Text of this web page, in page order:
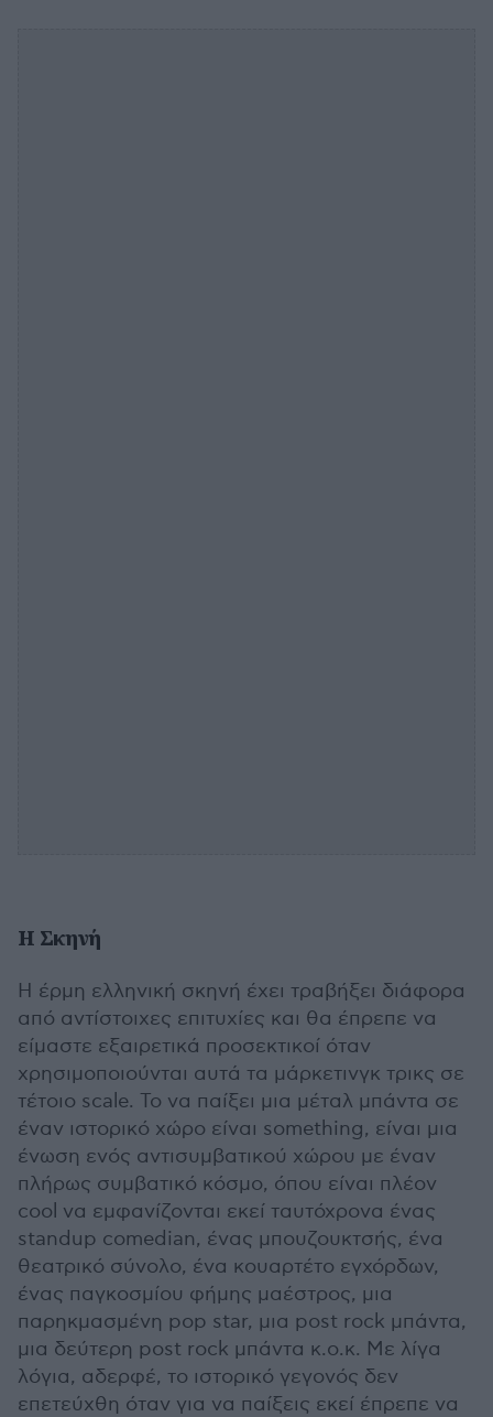
Η Σκηνή
Η έρμη ελληνική σκηνή έχει τραβήξει διάφορα
από αντίστοιχες επιτυχίες και θα έπρεπε να
είμαστε εξαιρετικά προσεκτικοί όταν
χρησιμοποιούνται αυτά τα μάρκετινγκ τρικς σε
τέτοιο scale. Το να παίξει μια μέταλ μπάντα σε
έναν ιστορικό χώρο είναι something, είναι μια
ένωση ενός αντισυμβατικού χώρου με έναν
πλήρως συμβατικό κόσμο, όπου είναι πλέον
cool να εμφανίζονται εκεί ταυτόχρονα ένας
standup comedian, ένας μπουζουκτσής, ένα
θεατρικό σύνολο, ένα κουαρτέτο εγχόρδων,
ένας παγκοσμίου φήμης μαέστρος, μια
παρηκμασμένη pop star, μια post rock μπάντα,
μια δεύτερη post rock μπάντα κ.ο.κ. Με λίγα
λόγια, αδερφέ, το ιστορικό γεγονός δεν
επετεύχθη όταν για να παίξεις εκεί έπρεπε να